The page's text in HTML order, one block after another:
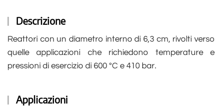
Descrizione
Reattori con un diametro interno di 6,3 cm, rivolti verso
quelle applicazioni che richiedono temperature e
pressioni di esercizio di 600 °C e 410 bar.
Applicazioni